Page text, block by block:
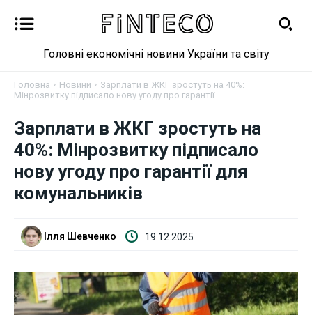
Новини
Бізнес
Фінанси
Валютний ринок
Криптовалюта
Робота і освіта
Головні економічні новини України та світу
Головна Новини
Зарплати в ЖКГ зростуть на 40%:
Мінрозвитку підписало нову угоду про гарантії...
Зарплати в ЖКГ зростуть на
40%: Мінрозвитку підписало
нову угоду про гарантії для
комунальників
Ілля Шевченко 19.12.2025